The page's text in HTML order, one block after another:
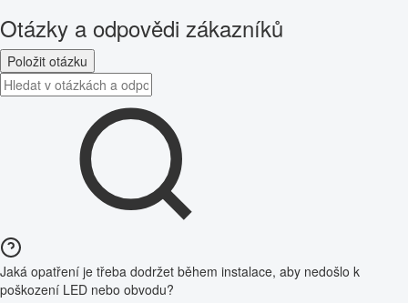
Otázky a odpovědi zákazníků
Položit otázku
Jaká opatření je třeba dodržet během instalace, aby nedošlo k
poškození LED nebo obvodu?